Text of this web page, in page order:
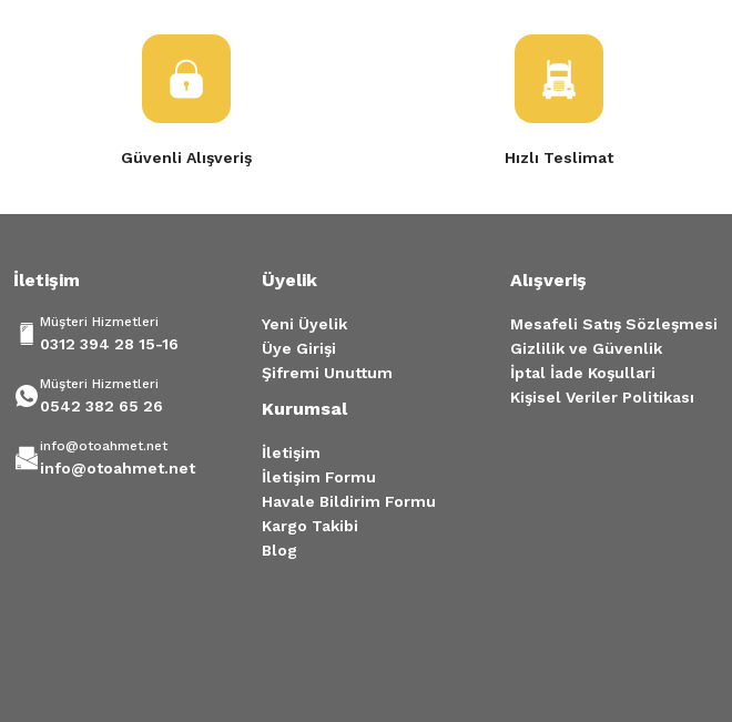
Bu ürüne benzer farklı alternatifler olmalı.
Gönder
Güvenli Alışveriş Hızlı Teslimat
İletişim
Müşteri Hizmetleri
0312 394 28 15-16
Müşteri Hizmetleri
0542 382 65 26
info@otoahmet.net
info@otoahmet.net
Üyelik
Yeni Üyelik
Üye Girişi
Şifremi Unuttum
Kurumsal
İletişim
İletişim Formu
Havale Bildirim Formu
Kargo Takibi
Blog
Alışveriş
Mesafeli Satış Sözleşmesi
Gizlilik ve Güvenlik
İptal İade Koşullari
Kişisel Veriler Politikası